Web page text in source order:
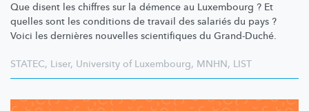
Que disent les chiffres sur la démence au Luxembourg ? Et
quelles sont les conditions de travail des salariés du pays ?
Voici les dernières nouvelles scientifiques du Grand-Duché.
STATEC, Liser, University of Luxembourg, MNHN, LIST